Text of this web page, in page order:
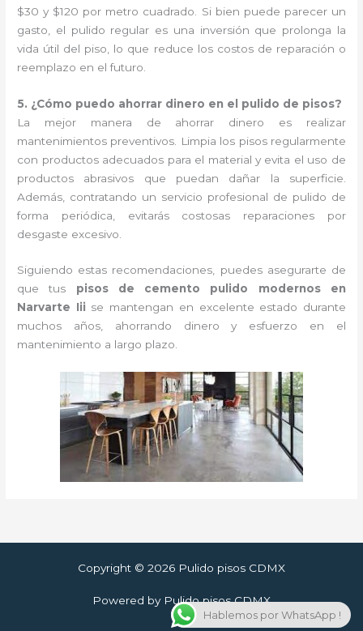
$30 y $120 por metro cuadrado. Si bien puede parecer un
gasto, el pulido regular es una inversión que prolonga la
vida útil del piso, lo que reduce los costos de reparación o
reemplazo en el futuro.
5. ¿Cómo puedo ahorrar dinero en el pulido de pisos?
La mejor manera de ahorrar dinero es realizar
mantenimientos preventivos. Limpia los pisos regularmente
con productos adecuados para el material y evita el uso de
productos abrasivos que puedan dañar la superficie.
Además, contratando un servicio profesional de pulido de
forma periódica, evitarás costosas reparaciones por
desgaste excesivo.
Siguiendo estas recomendaciones, puedes asegurarte de
que tus pisos de cemento pulido modernos en
Narvarte Iii se mantengan en excelente estado durante
muchos años, ahorrando dinero y esfuerzo en el
mantenimiento a largo plazo.
Copyright © 2026 Pulido pisos CDMX
Powered by Pulido pisos CDMX
Hablemos por WhatsApp !